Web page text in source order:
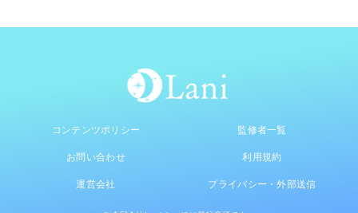
コンテンツポリシー 監修者一覧
お問い合わせ 利用規約
運営会社 プライバシー・外部送信